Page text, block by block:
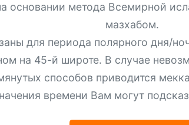
основании метода Всемирной
мазхабом.
для периода полярного дня/
на 45-й широте. В случае
способов приводится
времени Вам могут